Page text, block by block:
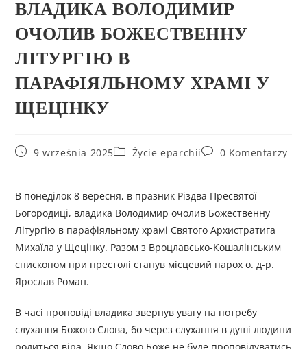
ВЛАДИКА ВОЛОДИМИР
ОЧОЛИВ БОЖЕСТВЕННУ
ЛІТУРГІЮ В
ПАРАФІЯЛЬНОМУ ХРАМІ У
ЩЕЦІНКУ
9 września 2025 Życie eparchii 0 Komentarzy
В понеділок 8 вересня, в празник Різдва Пресвятої
Богородиці, владика Володимир очолив Божественну
Літургію в парафіяльному храмі Святого Архистратига
Михаїла у Щецінку. Разом з Вроцлавсько-Кошалінським
єпископом при престолі станув місцевий парох о. д-р.
Ярослав Роман.
В часі проповіді владика звернув увагу на потребу
слухання Божого Слова, бо через слухання в душі людини